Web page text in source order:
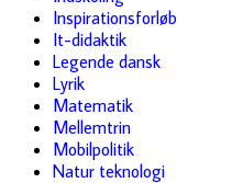
Inspirationsforløb
It-didaktik
Legende dansk
Lyrik
Matematik
Mellemtrin
Mobilpolitik
Natur teknologi